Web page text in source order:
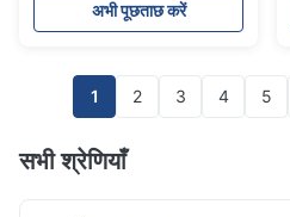
अभी पूछताछ करें
1 2 3 4 5
सभी श्रेणियाँ